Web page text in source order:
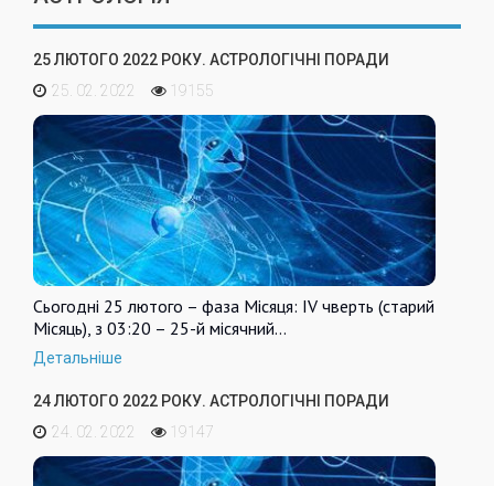
25 ЛЮТОГО 2022 РОКУ. АСТРОЛОГІЧНІ ПОРАДИ
25. 02. 2022
19155
Сьогодні 25 лютого – фаза Місяця: IV чверть (старий
Місяць), з 03:20 – 25-й місячний…
Детальніше
24 ЛЮТОГО 2022 РОКУ. АСТРОЛОГІЧНІ ПОРАДИ
24. 02. 2022
19147